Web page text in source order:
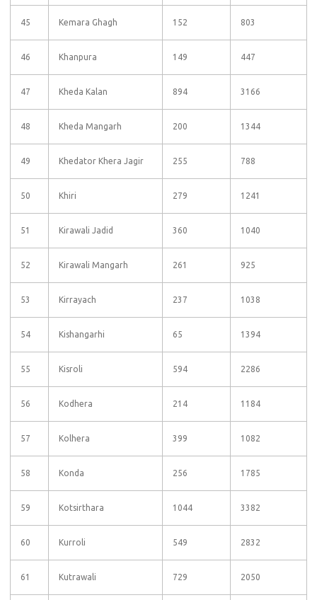
45 Kemara Ghagh 152 803
46 Khanpura 149 447
47 Kheda Kalan 894 3166
48 Kheda Mangarh 200 1344
49 Khedator Khera Jagir 255 788
50 Khiri 279 1241
51 Kirawali Jadid 360 1040
52 Kirawali Mangarh 261 925
53 Kirrayach 237 1038
54 Kishangarhi 65 1394
55 Kisroli 594 2286
56 Kodhera 214 1184
57 Kolhera 399 1082
58 Konda 256 1785
59 Kotsirthara 1044 3382
60 Kurroli 549 2832
61 Kutrawali 729 2050